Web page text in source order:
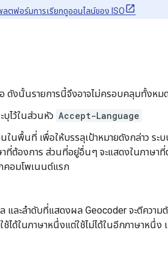
ตฟอร์มการเรียกดูออนไลน์ของ ISO
ดังนั้นรายการนี้จึงอาจไม่ครอบคลุมทั้งหม
บุไว้ในส่วนหัว Accept-Language
นพื้นที่ เพื่อให้บรรลุเป้าหมายดังกล่าว ระ
ที่ต้องการ ส่วนที่อยู่อื่นๆ จะแสดงในภาษาที่
คอมโพเนนต์แรก
ละลำดับที่แสดงผล Geocoder จะตีความ
ได้ในภาษาหนึ่งแต่ใช้ไม่ได้ในอีกภาษาหนึ่ง